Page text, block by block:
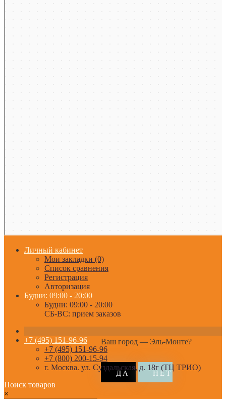
Личный кабинет
Мои закладки (0)
Список сравнения
Регистрация
Авторизация
Будни: 09:00 - 20:00
Будни: 09:00 - 20:00
СБ-ВС: прием заказов
Ваш город — Эль-Монте?
+7 (495) 151-96-96
+7 (495) 151-96-96
+7 (800) 200-15-94
г. Москва. ул. Суздальская, д. 18г (ТЦ ТРИО)
Поиск товаров
×